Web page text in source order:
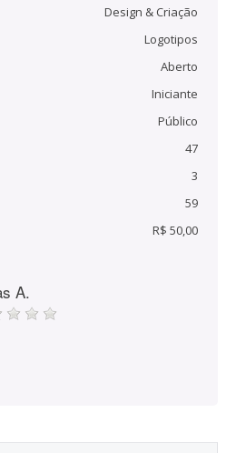
Design & Criação
Logotipos
Aberto
Iniciante
Público
47
3
59
R$ 50,00
A.